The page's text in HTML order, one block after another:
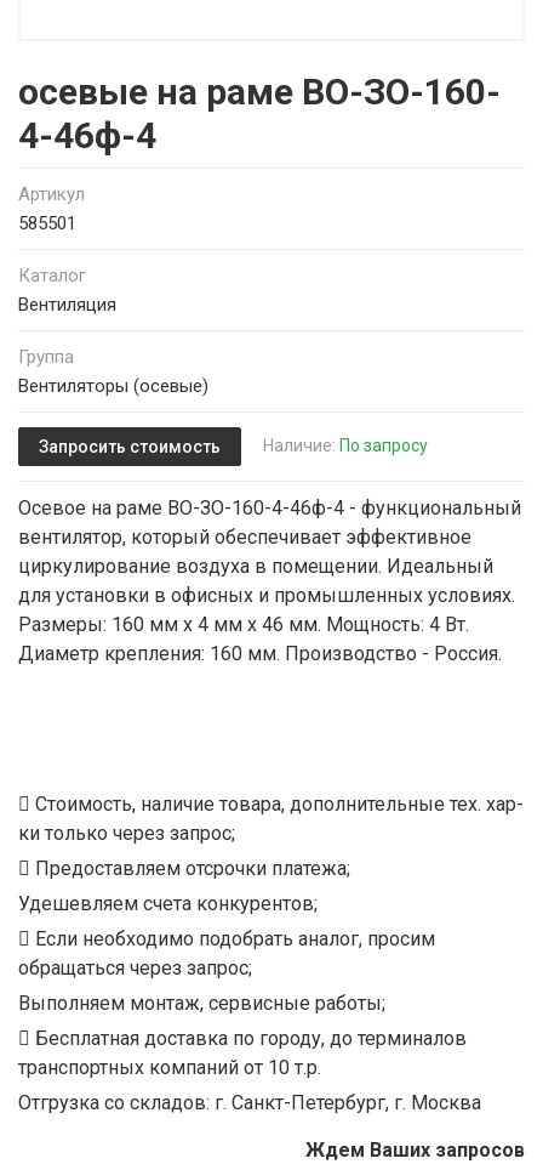
осевые на раме ВО-ЗО-160-
4-46ф-4
Артикул
585501
Каталог
Вентиляция
Группа
Вентиляторы (осевые)
Запросить стоимость Наличие: По запросу
Осевое на раме ВО-ЗО-160-4-46ф-4 - функциональный
вентилятор, который обеспечивает эффективное
циркулирование воздуха в помещении. Идеальный
для установки в офисных и промышленных условиях.
Размеры: 160 мм х 4 мм x 46 мм. Мощность: 4 Вт.
Диаметр крепления: 160 мм. Производство - Россия.
Стоимость, наличие товара, дополнительные тех. хар-
ки только через запрос;
Предоставляем отсрочки платежа;
Удешевляем счета конкурентов;
Если необходимо подобрать аналог, просим
обращаться через запрос;
Выполняем монтаж, сервисные работы;
Бесплатная доставка по городу, до терминалов
транспортных компаний от 10 т.р.
Отгрузка со складов: г. Санкт-Петербург, г. Москва
Ждем Ваших запросов